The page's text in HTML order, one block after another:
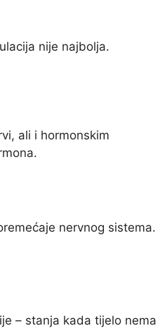
nije najbolja.
ali i hormonskim
nervnog sistema.
– stanja kada tijelo nema